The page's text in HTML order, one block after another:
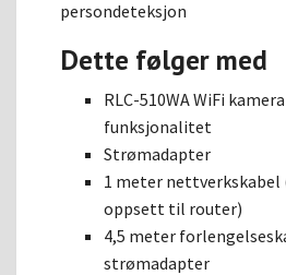
persondeteksjon
Dette følger med
RLC-510WA WiFi
funksjonalitet
Strømadapter
1 meter
oppsett til router)
4,5 meter
strømadapter